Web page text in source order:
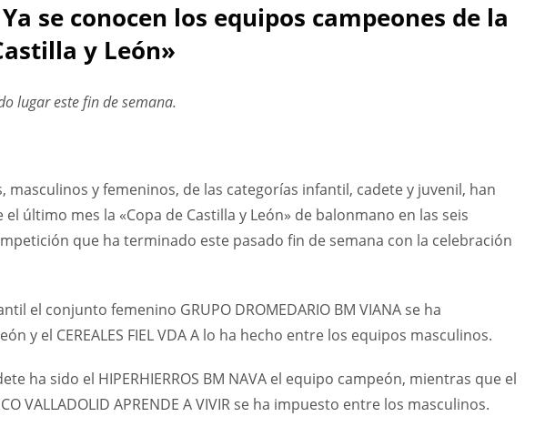
Ya se conocen los equipos campeones de la
y León»
lugar este fin de semana.
masculinos y femeninos, de las categorías infantil, cadete y juvenil, han
último mes la «Copa de Castilla y León» de balonmano en las seis
que ha terminado este pasado fin de semana con la celebración
el conjunto femenino GRUPO DROMEDARIO BM VIANA se ha
y el CEREALES FIEL VDA A lo ha hecho entre los equipos masculinos.
ha sido el HIPERHIERROS BM NAVA el equipo campeón, mientras que el
VALLADOLID APRENDE A VIVIR se ha impuesto entre los masculinos.